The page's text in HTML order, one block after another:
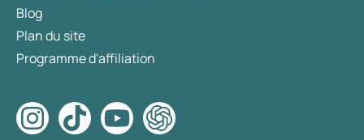
Blog
Plan du site
Programme d'affiliation